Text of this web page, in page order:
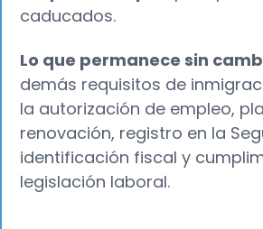
caducados.
Lo que permanece sin
demás requisitos de
la autorización de empleo,
renovación, registro en la
identificación fiscal y
legislación laboral.